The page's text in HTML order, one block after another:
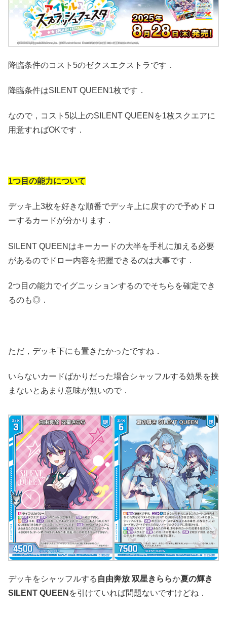
降臨条件のコスト5のゼクスエクストラです．
降臨条件はSILENT QUEEN1枚です．
なので，コスト5以上のSILENT QUEENを1枚スクエアに
用意すればOKです．
1つ目の能力について
デッキ上3枚を好きな順番でデッキ上に戻すので予めドロ
ーするカードが分かります．
SILENT QUEENはキーカードの大半を手札に加える必要
があるのでドロー内容を把握できるのは大事です．
2つ目の能力でイグニッションするのでそちらを確定でき
るのも◎．
ただ，デッキ下にも置きたかったですね．
いらないカードばかりだった場合シャッフルする効果を挟
まないとあまり意味が無いので．
デッキをシャッフルする 自由奔放 双星きららか夏の輝き
SILENT QUEEN を引けていれば問題ないですけどね．